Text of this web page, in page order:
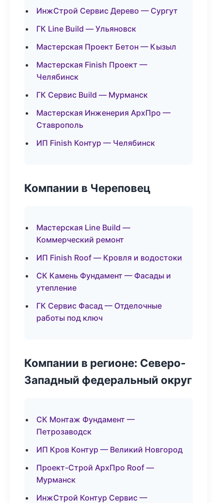
ИнжСтрой Сервис Дерево — Сургут
ГК Line Build — Ульяновск
Мастерская Проект Бетон — Кызыл
Мастерская Finish Проект —
Челябинск
ГК Сервис Build — Мурманск
Мастерская Инженерия АрхПро —
Ставрополь
ИП Finish Контур — Челябинск
Компании в Череповец
Мастерская Line Build —
Коммерческий ремонт
ИП Finish Roof — Кровля и водостоки
СК Камень Фундамент — Фасады и
утепление
ГК Сервис Фасад — Отделочные
работы под ключ
Компании в регионе: Северо-
Западный федеральный округ
СК Монтаж Фундамент —
Петрозаводск
ИП Кров Контур — Великий Новгород
Проект-Строй АрхПро Roof —
Мурманск
ИнжСтрой Контур Сервис —